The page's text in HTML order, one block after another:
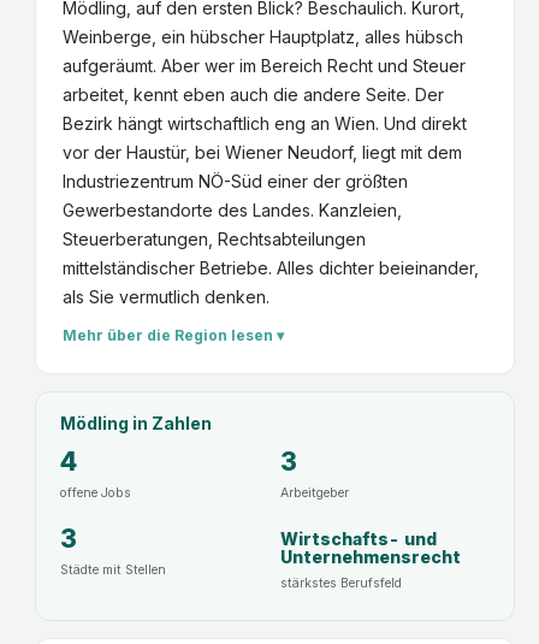
Mödling, auf den ersten Blick? Beschaulich. Kurort,
Weinberge, ein hübscher Hauptplatz, alles hübsch
aufgeräumt. Aber wer im Bereich Recht und Steuer
arbeitet, kennt eben auch die andere Seite. Der
Bezirk hängt wirtschaftlich eng an Wien. Und direkt
vor der Haustür, bei Wiener Neudorf, liegt mit dem
Industriezentrum NÖ-Süd einer der größten
Gewerbestandorte des Landes. Kanzleien,
Steuerberatungen, Rechtsabteilungen
mittelständischer Betriebe. Alles dichter beieinander,
als Sie vermutlich denken.
Mehr über die Region lesen ▾
Mödling in Zahlen
4
offene Jobs
3
Arbeitgeber
3
Städte mit Stellen
Wirtschafts- und
Unternehmensrecht
stärkstes Berufsfeld